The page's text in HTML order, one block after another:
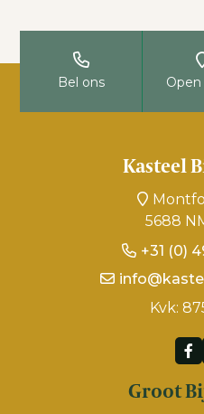
Bel ons
Kasteel
5688
+31 (0)
Kvk:
Groot